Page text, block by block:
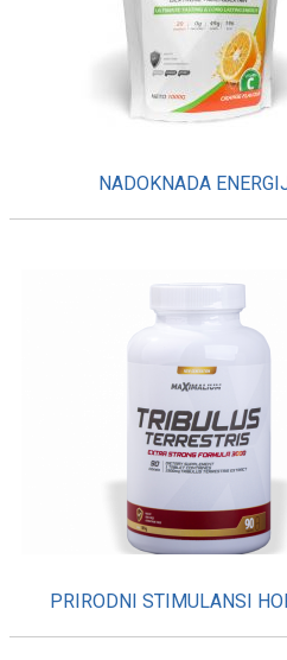
NADOKNADA
PRIRODNI STIMULANSI